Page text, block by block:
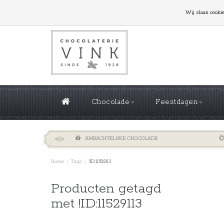
GROTE OPLAGES NODIG? NEEM CONTACT MET
Chocolade Feestdagen
AMBACHTELIJKE CHOCOLADE
Home / Tags / !ID:11529113
Producten getagd
met !ID:11529113
Wij slaan